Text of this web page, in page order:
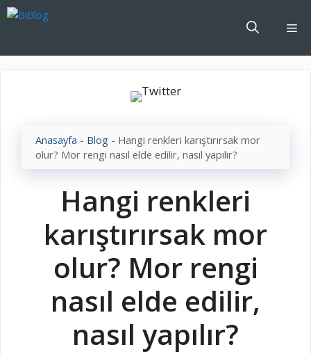
İçeriğe
Anasayfa - Blog - Hangi renkleri karıştırırsak mor
olur? Mor rengi nasıl elde edilir, nasıl yapılır?
Hangi renkleri
karıştırırsak mor
olur? Mor rengi
nasıl elde edilir,
nasıl yapılır?